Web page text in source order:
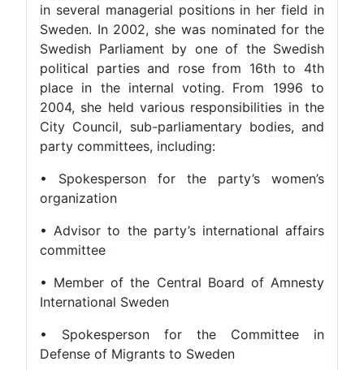
in several managerial positions in her field in
Sweden. In 2002, she was nominated for the
Swedish Parliament by one of the Swedish
political parties and rose from 16th to 4th
place in the internal voting. From 1996 to
2004, she held various responsibilities in the
City Council, sub-parliamentary bodies, and
party committees, including:
• Spokesperson for the party’s women’s
organization
• Advisor to the party’s international affairs
committee
• Member of the Central Board of Amnesty
International Sweden
• Spokesperson for the Committee in
Defense of Migrants to Sweden